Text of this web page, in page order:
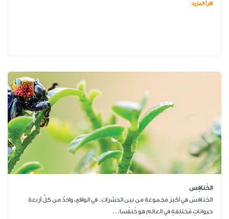
اقرأ المزيد
الخَنافِس
الخَنافِسُ هي أكبرُ مَجموعةٍ من بين الحشراتِ. في الواقعِ، واحدٌ من كلِّ أربعةِ
حيواناتٍ مُختلِفةٍ في العالَمِ هو خُنفُسا...